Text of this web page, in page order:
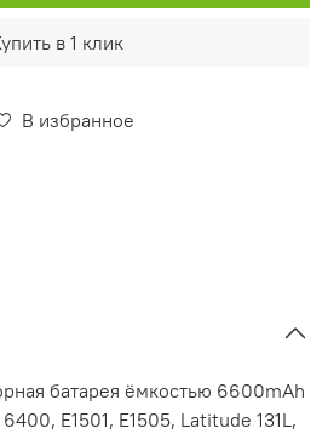
В избранное
в 1 клик
батарея ёмкостью 6600mAh
E1501, E1505, Latitude 131L,